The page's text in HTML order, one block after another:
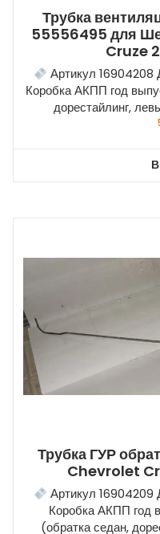
Трубка
55556495 для
Cruze
Артикул 16904208
Коробка АКПП год
дорестайлинг,
Трубка ГУР
Chevrolet
Артикул 16904209
Коробка АКПП год
(обратка седан,